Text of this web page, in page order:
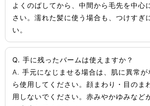
よくのばしてから、中間から毛先を中心
さい。濡れた髪に使う場合も、つけすぎ
い。
Q. 手に残ったバームは使えますか？
A. 手元になじませる場合は、肌に異常
ら使用してください。顔まわり・目のま
用しないでください。赤みやかゆみなど